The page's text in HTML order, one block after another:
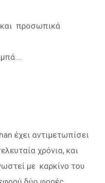
και προσωπικά
έχει αντιμετωπίσει
χρόνια, και
με καρκίνο του